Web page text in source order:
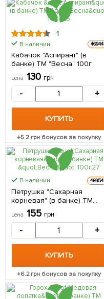
1
В наличии. 46944
Кабачок "Аспирант" (в
банке) ТМ "Весна" 100г
цена 130 грн
- +
КУПИТЬ
+5.2 грн бонусов за покупку
В наличии. 46954
Петрушка "Сахарная
корневая" (в банке) ТМ
"Весна" 100г
цена 155 грн
- +
КУПИТЬ
+6.2грн бонусов за покупку